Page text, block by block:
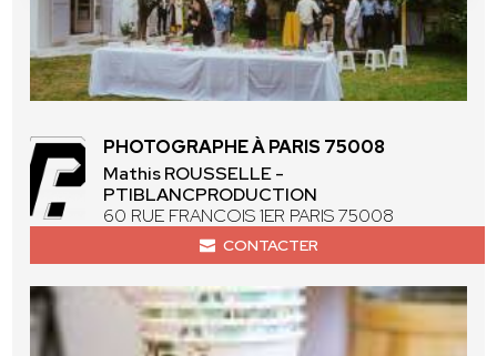
PHOTOGRAPHE À PARIS 75008
Mathis ROUSSELLE -
PTIBLANCPRODUCTION
60 RUE FRANCOIS 1ER PARIS 75008
CONTACTER